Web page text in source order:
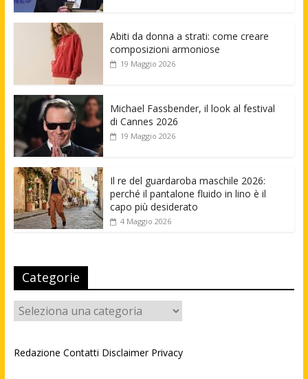
Abiti da donna a strati: come creare
composizioni armoniose
19 Maggio 2026
Michael Fassbender, il look al festival
di Cannes 2026
19 Maggio 2026
Il re del guardaroba maschile 2026:
perché il pantalone fluido in lino è il
capo più desiderato
4 Maggio 2026
Categorie
Categorie
Redazione Contatti Disclaimer Privacy